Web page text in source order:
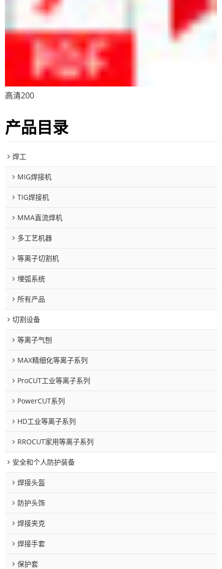
高清200
产品目录
焊工
MIG焊接机
TIG焊接机
MMA直流焊机
多工艺机器
等离子切割机
埋弧系统
所有产品
切割设备
等离子气刨
MAX精细化等离子系列
ProCUT工业等离子系列
PowerCUT系列
HD工业等离子系列
RROCUT家用等离子系列
安全和个人防护装备
焊接头盔
防护头饰
焊接夹克
焊接手套
保护套